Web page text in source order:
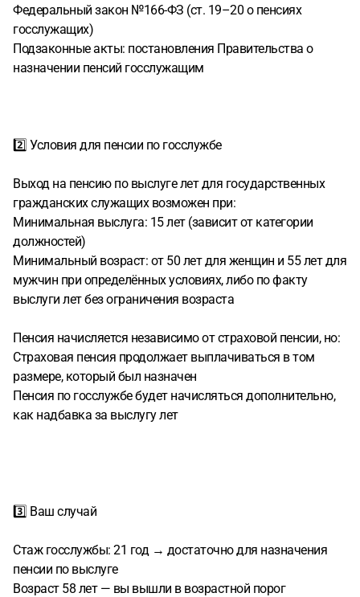
Федеральный закон №166-ФЗ (ст. 19–20 о пенсиях
госслужащих)
Подзаконные акты: постановления Правительства о
назначении пенсий госслужащим
2️⃣ Условия для пенсии по госслужбе
Выход на пенсию по выслуге лет для государственных
гражданских служащих возможен при:
Минимальная выслуга: 15 лет (зависит от категории
должностей)
Минимальный возраст: от 50 лет для женщин и 55 лет для
мужчин при определённых условиях, либо по факту
выслуги лет без ограничения возраста
Пенсия начисляется независимо от страховой пенсии, но:
Страховая пенсия продолжает выплачиваться в том
размере, который был назначен
Пенсия по госслужбе будет начисляться дополнительно,
как надбавка за выслугу лет
3️⃣ Ваш случай
Стаж госслужбы: 21 год → достаточно для назначения
пенсии по выслуге
Возраст 58 лет — вы вышли в возрастной порог